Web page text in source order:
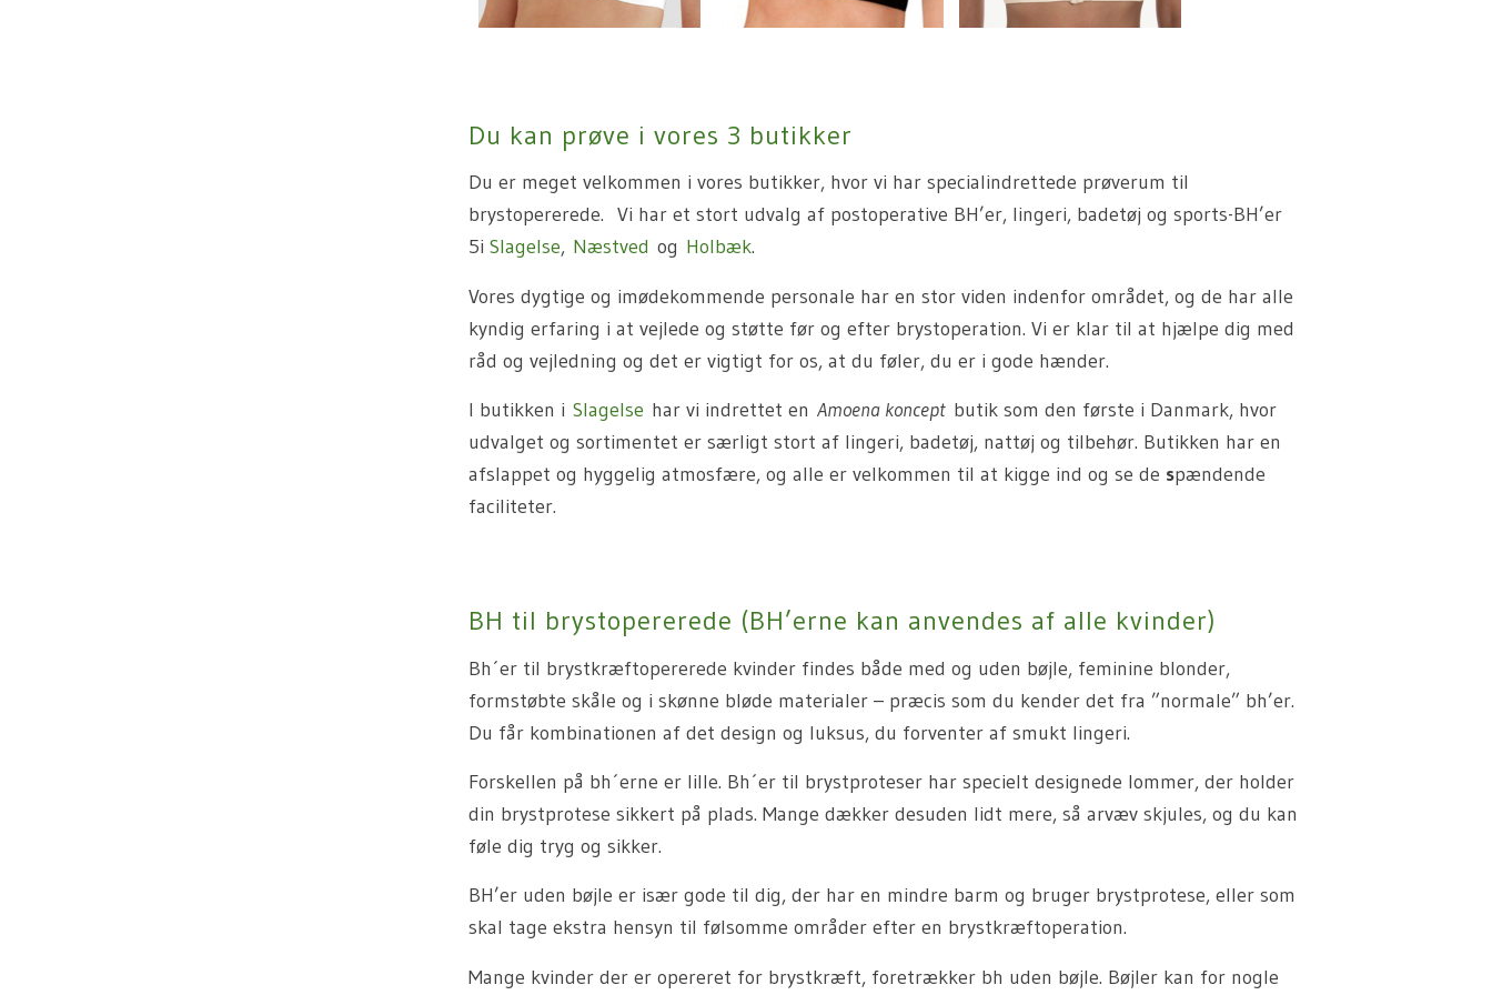
Du kan prøve i vores 3 butikker
Du er meget velkommen i vores butikker, hvor vi har specialindrettede prøverum til
brystopererede. Vi har et stort udvalg af postoperative BH’er, lingeri, badetøj og sports-BH’er
5i Slagelse, Næstved og Holbæk.
Vores dygtige og imødekommende personale har en stor viden indenfor området, og de har alle
kyndig erfaring i at vejlede og støtte før og efter brystoperation. Vi er klar til at hjælpe dig med
råd og vejledning og det er vigtigt for os, at du føler, du er i gode hænder.
I butikken i Slagelse har vi indrettet en Amoena koncept butik som den første i Danmark, hvor
udvalget og sortimentet er særligt stort af lingeri, badetøj, nattøj og tilbehør. Butikken har en
afslappet og hyggelig atmosfære, og alle er velkommen til at kigge ind og se de spændende
faciliteter.
BH til brystopererede (BH’erne kan anvendes af alle kvinder)
Bh´er til brystkræftopererede kvinder findes både med og uden bøjle, feminine blonder,
formstøbte skåle og i skønne bløde materialer – præcis som du kender det fra ”normale” bh’er.
Du får kombinationen af det design og luksus, du forventer af smukt lingeri.
Forskellen på bh´erne er lille. Bh´er til brystproteser har specielt designede lommer, der holder
din brystprotese sikkert på plads. Mange dækker desuden lidt mere, så arvæv skjules, og du kan
føle dig tryg og sikker.
BH’er uden bøjle er især gode til dig, der har en mindre barm og bruger brystprotese, eller som
skal tage ekstra hensyn til følsomme områder efter en brystkræftoperation.
Mange kvinder der er opereret for brystkræft, foretrækker bh uden bøjle. Bøjler kan for nogle